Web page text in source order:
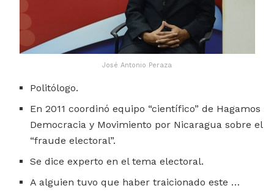
José Antonio Peraza
Politólogo.
En 2011 coordinó equipo “científico” de Hagamos
Democracia y Movimiento por Nicaragua sobre el
“fraude electoral”.
Se dice experto en el tema electoral.
A alguien tuvo que haber traicionado este …